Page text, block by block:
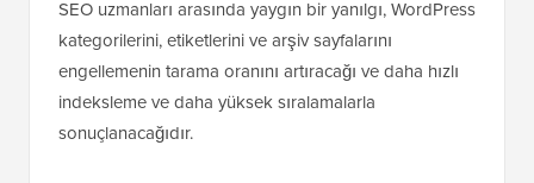
taramasını önlemektir. Örneğin, wp-plugins
klasörünüzdeki sayfalar veya WordPress yönetici
klasörünüzdeki sayfalar.
SEO uzmanları arasında yaygın bir yanılgı, WordPress